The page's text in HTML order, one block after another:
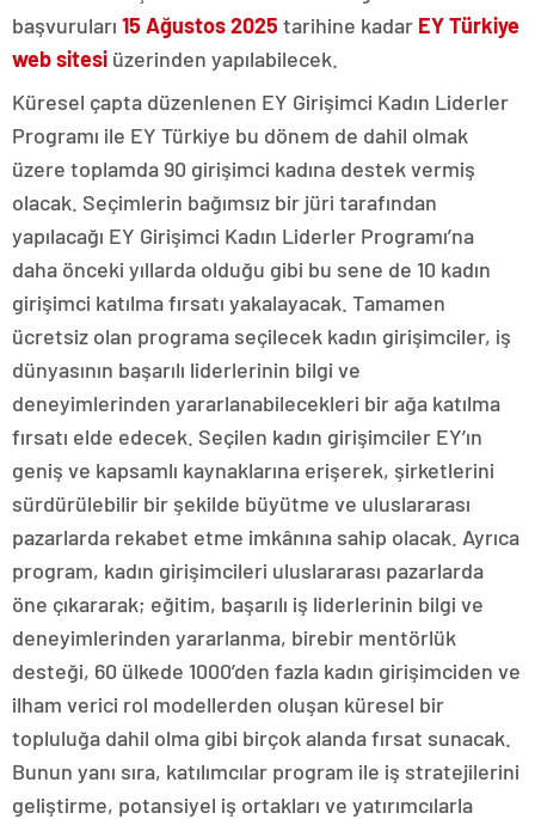
başvuruları 15 Ağustos 2025 tarihine kadar EY Türkiye
web sitesi üzerinden yapılabilecek.
Küresel çapta düzenlenen EY Girişimci Kadın Liderler
Programı ile EY Türkiye bu dönem de dahil olmak
üzere toplamda 90 girişimci kadına destek vermiş
olacak. Seçimlerin bağımsız bir jüri tarafından
yapılacağı EY Girişimci Kadın Liderler Programı’na
daha önceki yıllarda olduğu gibi bu sene de 10 kadın
girişimci katılma fırsatı yakalayacak. Tamamen
ücretsiz olan programa seçilecek kadın girişimciler, iş
dünyasının başarılı liderlerinin bilgi ve
deneyimlerinden yararlanabilecekleri bir ağa katılma
fırsatı elde edecek. Seçilen kadın girişimciler EY’ın
geniş ve kapsamlı kaynaklarına erişerek, şirketlerini
sürdürülebilir bir şekilde büyütme ve uluslararası
pazarlarda rekabet etme imkânına sahip olacak. Ayrıca
program, kadın girişimcileri uluslararası pazarlarda
öne çıkararak; eğitim, başarılı iş liderlerinin bilgi ve
deneyimlerinden yararlanma, birebir mentörlük
desteği, 60 ülkede 1000’den fazla kadın girişimciden ve
ilham verici rol modellerden oluşan küresel bir
topluluğa dahil olma gibi birçok alanda fırsat sunacak.
Bunun yanı sıra, katılımcılar program ile iş stratejilerini
geliştirme, potansiyel iş ortakları ve yatırımcılarla